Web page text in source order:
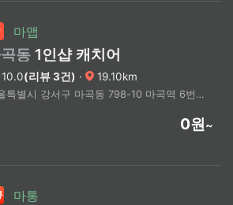
마맵
동 1인샵 캐치어
10.0(리뷰 3건) · 19.10km
서울특별시 강서구 마곡동 798-10 마곡역 6번출구 도보 1분
0원~
마통